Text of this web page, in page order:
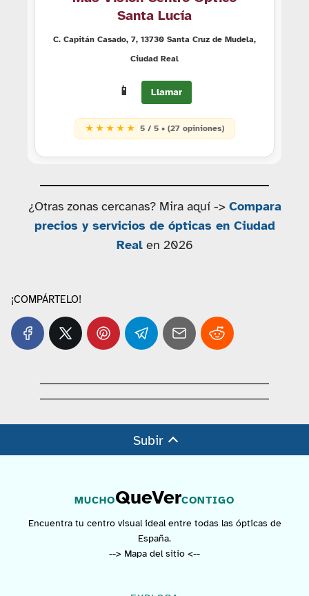
Santa Lucía
C. Capitán Casado, 7, 13730 Santa Cruz de Mudela,
Ciudad Real
📱 Llamar
★ ★ ★ ★ ★ 5 / 5 • (27 opiniones)
¿Otras zonas cercanas? Mira aquí -> Compara
precios y servicios de ópticas en Ciudad
Realen 2026
¡COMPÁRTELO!
Subir
MUCHOQueVerCONTIGO
Encuentra tu centro visual ideal entre todas las ópticas de
España.
--> Mapa del sitio <--